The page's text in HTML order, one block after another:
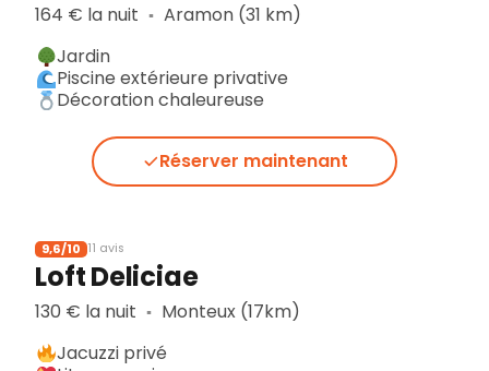
164 € la nuit ▪︎ Aramon (31 km)
Jardin
Piscine extérieure privative
Décoration chaleureuse
Réserver maintenant
9,6/10 11 avis
Loft Deliciae
130 € la nuit ▪︎ Monteux (17km)
Jacuzzi privé